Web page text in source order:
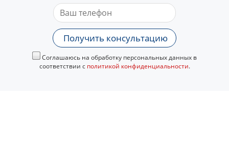
Получить консультацию
Соглашаюсь на обработку персональных данных в
соответствии с политикой конфиденциальности.